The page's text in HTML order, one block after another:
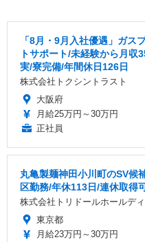
「8月・9月入社優遇」ガス
トサポート/未経験から月収
実/寮完備/年間休日126日
株式会社トクシントラスト
大阪府
月給25万円～30万円
正社員
丸亀製麺神田小川町のSV候
区勤務/年休113日/連休取得
株式会社トリドールホールデ
東京都
月給23万円～30万円